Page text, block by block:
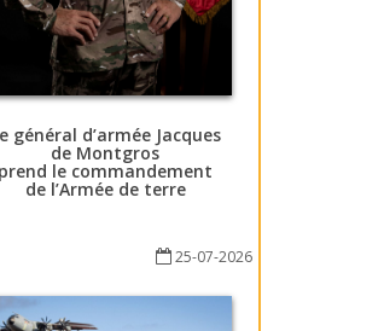
général d’armée Jacques
de Montgros
prend le commandement
de l’Armée de terre
25-07-2026